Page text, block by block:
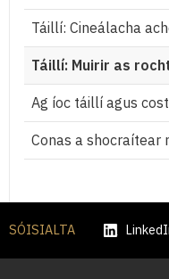
Táillí: Cineálacha
Táillí: Muirir as
Ag íoc táillí agus
Conas a shocraítear
SÓISIALTA